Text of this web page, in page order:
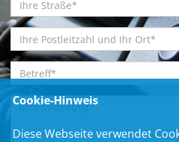
Cookie-Hinweis
Diese Webseite verwendet